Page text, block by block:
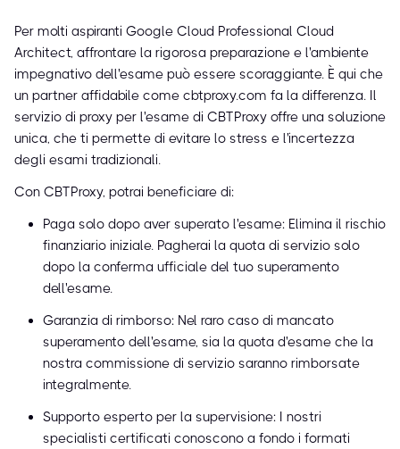
Per molti aspiranti Google Cloud Professional Cloud
Architect, affrontare la rigorosa preparazione e l'ambiente
impegnativo dell'esame può essere scoraggiante. È qui che
un partner affidabile come cbtproxy.com fa la differenza. Il
servizio di proxy per l'esame di CBTProxy offre una soluzione
unica, che ti permette di evitare lo stress e l'incertezza
degli esami tradizionali.
Con CBTProxy, potrai beneficiare di:
Paga solo dopo aver superato l'esame: Elimina il rischio
finanziario iniziale. Pagherai la quota di servizio solo
dopo la conferma ufficiale del tuo superamento
dell'esame.
Garanzia di rimborso: Nel raro caso di mancato
superamento dell'esame, sia la quota d'esame che la
nostra commissione di servizio saranno rimborsate
integralmente.
Supporto esperto per la supervisione: I nostri
specialisti certificati conoscono a fondo i formati